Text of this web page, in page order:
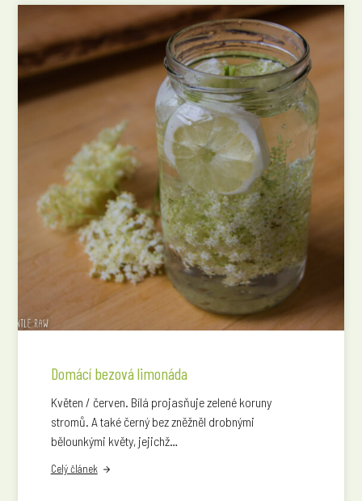
Domácí bezová limonáda
Květen / červen. Bílá projasňuje zelené koruny
stromů. A také černý bez zněžněl drobnými
bělounkými květy, jejichž…
Celý článek